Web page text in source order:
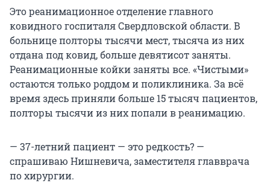
Это реанимационное отделение главного
ковидного госпиталя Свердловской области. В
больнице полторы тысячи мест, тысяча из них
отдана под ковид, больше девятисот заняты.
Реанимационные койки заняты все. «Чистыми»
остаются только роддом и поликлиника. За всё
время здесь приняли больше 15 тысяч пациентов,
полторы тысячи из них попали в реанимацию.
— 37-летний пациент — это редкость? —
спрашиваю Нишневича, заместителя главврача
по хирургии.